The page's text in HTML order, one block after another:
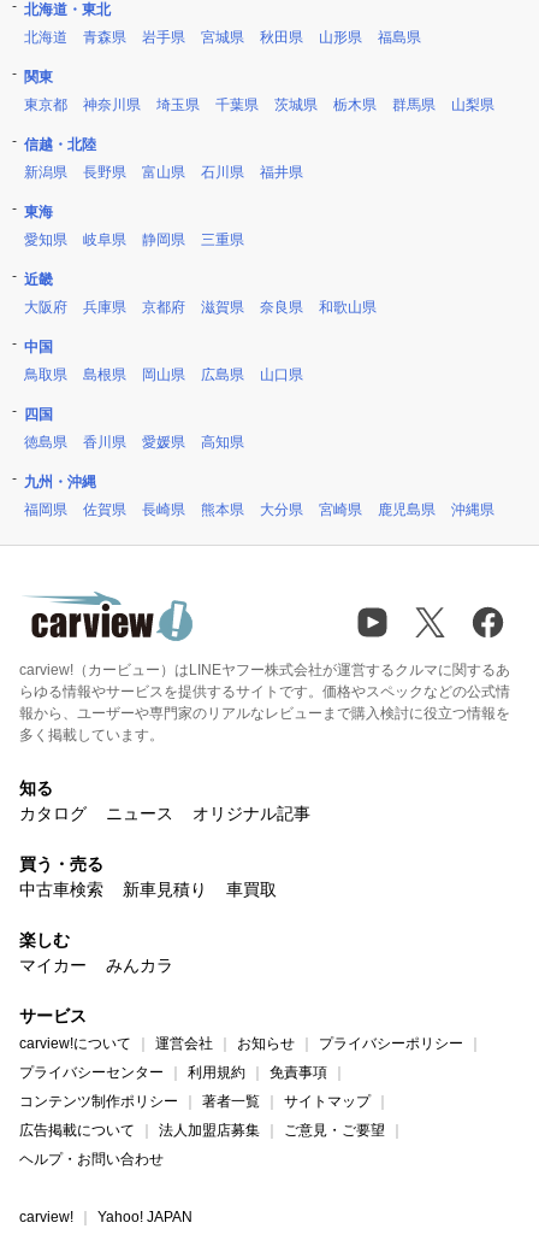
北海道・東北
北海道
青森県 岩手県 宮城県 秋田県 山形県 福島県
関東
東京都
神奈川県 埼玉県 千葉県 茨城県 栃木県 群馬県 山梨県
信越・北陸
新潟県
長野県 富山県 石川県 福井県
東海
愛知県
岐阜県 静岡県 三重県
近畿
大阪府
兵庫県 京都府 滋賀県 奈良県 和歌山県
中国
鳥取県
島根県 岡山県 広島県 山口県
四国
徳島県
香川県 愛媛県 高知県
九州・沖縄
福岡県
佐賀県 長崎県 熊本県 大分県 宮崎県 鹿児島県 沖縄県
carview!（カービュー）はLINEヤフー株式会社が運営するクルマに関するあ
らゆる情報やサービスを提供するサイトです。価格やスペックなどの公式情
報から、ユーザーや専門家のリアルなレビューまで購入検討に役立つ情報を
多く掲載しています。
知る
カタログ
ニュース オリジナル記事
買う・売る
中古車検索
新車見積り 車買取
楽しむ
マイカー
みんカラ
サービス
carview!について 運営会社 お知らせ
プライバシーポリシー
プライバシーセンター
利用規約
免責事項
コンテンツ制作ポリシー
著者一覧
サイトマップ
広告掲載について
法人加盟店募集
ご意見・ご要望
ヘルプ・お問い合わせ
carview! Yahoo! JAPAN